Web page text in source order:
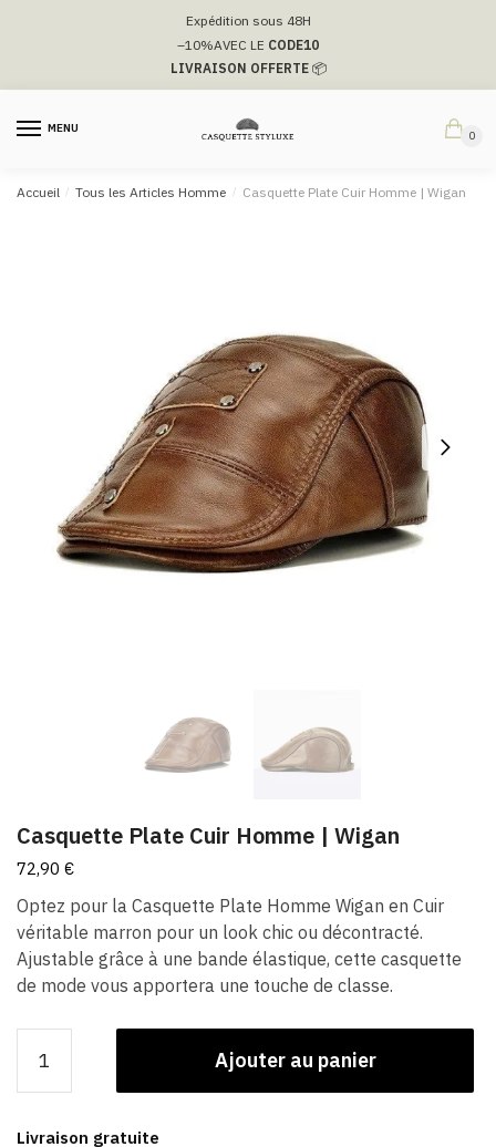
navigation
Expédition sous 48H
–10%AVEC LE CODE10
LIVRAISON OFFERTE📦
MENU
0
Accueil / Tous les Articles Homme / Casquette Plate Cuir Homme​ | Wigan
Casquette Plate Cuir Homme​ | Wigan
72,90 €
Optez pour la Casquette Plate Homme Wigan en Cuir
véritable marron pour un look chic ou décontracté.
Ajustable grâce à une bande élastique, cette casquette
de mode vous apportera une touche de classe.
Casquette
Ajouter au panier
Livraison gratuite